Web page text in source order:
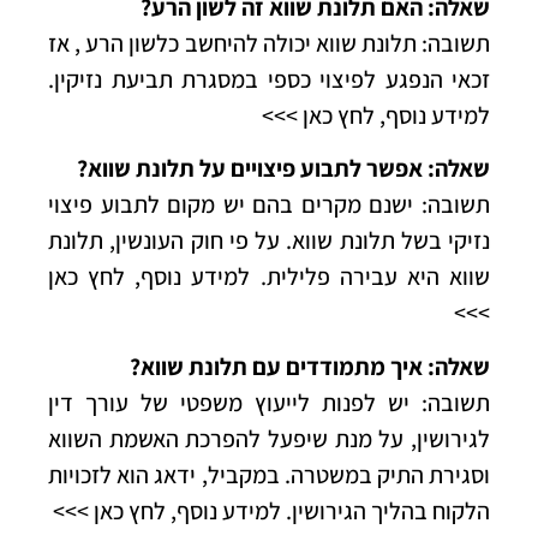
שאלה: האם תלונת שווא זה לשון הרע?
תשובה: תלונת שווא יכולה להיחשב כלשון הרע , אז
זכאי הנפגע לפיצוי כספי במסגרת תביעת נזיקין.
למידע נוסף, לחץ כאן >>>
שאלה: אפשר לתבוע פיצויים על תלונת שווא?
תשובה: ישנם מקרים בהם יש מקום לתבוע פיצוי
נזיקי בשל תלונת שווא. על פי חוק העונשין, תלונת
שווא היא עבירה פלילית. למידע נוסף, לחץ כאן
>>>
שאלה: איך מתמודדים עם תלונת שווא?
תשובה: יש לפנות לייעוץ משפטי של עורך דין
לגירושין, על מנת שיפעל להפרכת האשמת השווא
וסגירת התיק במשטרה. במקביל, ידאג הוא לזכויות
הלקוח בהליך הגירושין. למידע נוסף, לחץ כאן >>>